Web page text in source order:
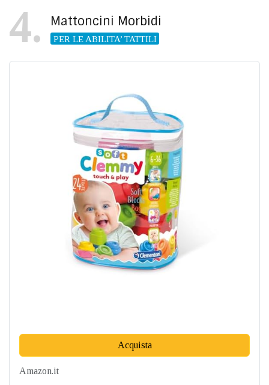
4 Mattoncini Morbidi
PER LE ABILITA’ TATTILI
Acquista
Amazon.it